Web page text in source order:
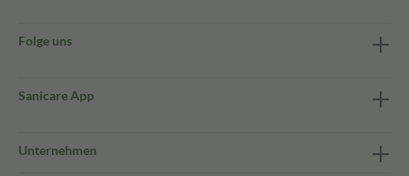
Folge uns
Sanicare App
Unternehmen